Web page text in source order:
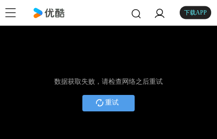
下载APP
数据获取失败，请检查网络之后重试
重试